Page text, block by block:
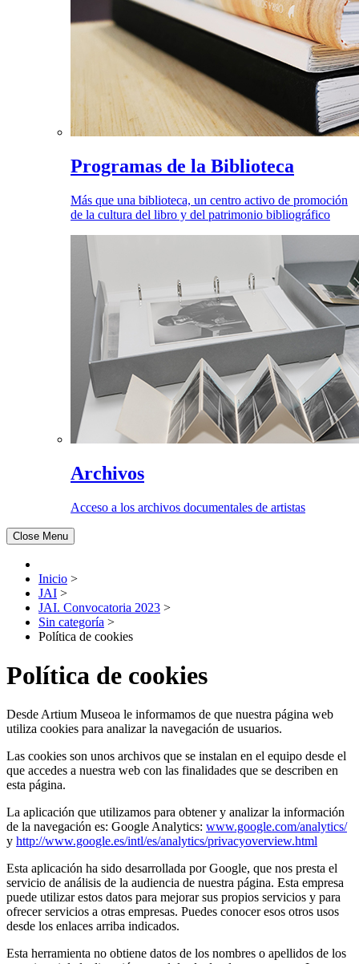
Programas de la Biblioteca
Más que una biblioteca, un centro activo de promoción
de la cultura del libro y del patrimonio bibliográfico
Archivos
Acceso a los archivos documentales de artistas
Close Menu
Inicio >
JAI >
JAI. Convocatoria 2023 >
Sin categoría >
Política de cookies
Política de cookies
Desde Artium Museoa le informamos de que nuestra página web
utiliza cookies para analizar la navegación de usuarios.
Las cookies son unos archivos que se instalan en el equipo desde el
que accedes a nuestra web con las finalidades que se describen en
esta página.
La aplicación que utilizamos para obtener y analizar la información
de la navegación es: Google Analytics: www.google.com/analytics/
y http://www.google.es/intl/es/analytics/privacyoverview.html
Esta aplicación ha sido desarrollada por Google, que nos presta el
servicio de análisis de la audiencia de nuestra página. Esta empresa
puede utilizar estos datos para mejorar sus propios servicios y para
ofrecer servicios a otras empresas. Puedes conocer esos otros usos
desde los enlaces arriba indicados.
Esta herramienta no obtiene datos de los nombres o apellidos de los